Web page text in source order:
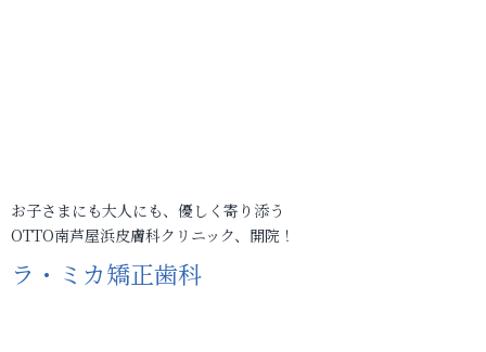
お子さまにも大人にも、優しく寄り添う
OTTO南芦屋浜皮膚科クリニック、開院！
ラ・ミカ矯正歯科